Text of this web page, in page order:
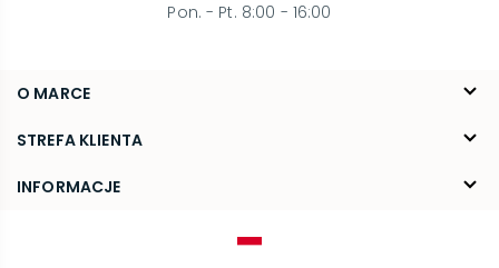
O MARCE
O nas
Blog
STREFA KLIENTA
FAQ
INFORMACJE
Pon. - Pt. 8:00 - 16:00